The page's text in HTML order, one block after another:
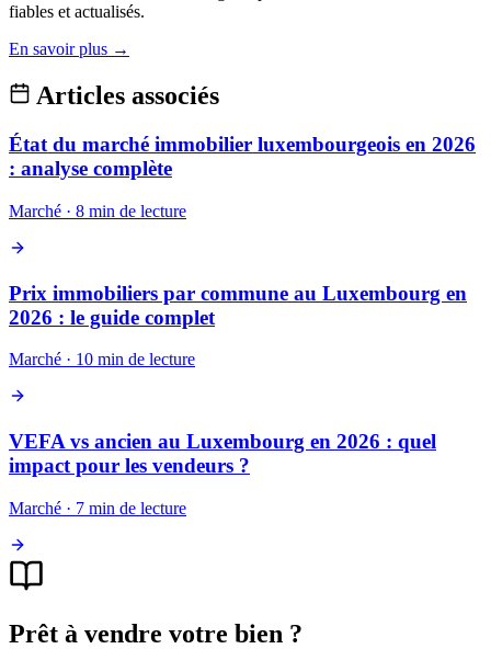
fiables et actualisés.
En savoir plus →
Articles associés
État du marché immobilier luxembourgeois en 2026
: analyse complète
Marché · 8 min de lecture
Prix immobiliers par commune au Luxembourg en
2026 : le guide complet
Marché · 10 min de lecture
VEFA vs ancien au Luxembourg en 2026 : quel
impact pour les vendeurs ?
Marché · 7 min de lecture
Prêt à vendre votre bien ?